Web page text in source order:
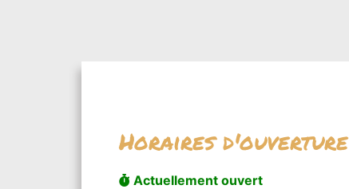
Horaires d'ouverture
Actuellement ouvert